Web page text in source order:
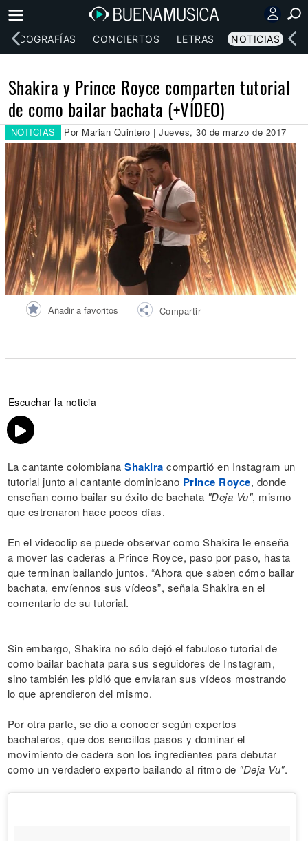
DISCOGRAFÍAS CONCIERTOS LETRAS NOTICIAS
Shakira y Prince Royce comparten tutorial
de como bailar bachata (+VÍDEO)
NOTICIAS Por Marian Quintero | Jueves, 30 de marzo de 2017
Añadir a favoritos Compartir
Escuchar la noticia
La cantante colombiana Shakira compartió en Instagram un
tutorial junto al cantante dominicano Prince Royce, donde
enseñan como bailar su éxito de bachata "Deja Vu", mismo
que estrenaron hace pocos días.
En el videoclip se puede observar como Shakira le enseña
a mover las caderas a Prince Royce, paso por paso, hasta
que terminan bailando juntos. “Ahora que saben cómo bailar
bachata, envíennos sus vídeos”, señala Shakira en el
comentario de su tutorial.
Sin embargo, Shakira no sólo dejó el fabuloso tutorial de
como bailar bachata para sus seguidores de Instagram,
sino también les pidió que enviaran sus vídeos mostrando
lo que aprendieron del mismo.
Por otra parte, se dio a conocer según expertos
bachateros, que dos sencillos pasos y dominar el
movimiento de cadera son los ingredientes para debutar
como un verdadero experto bailando al ritmo de "Deja Vu".